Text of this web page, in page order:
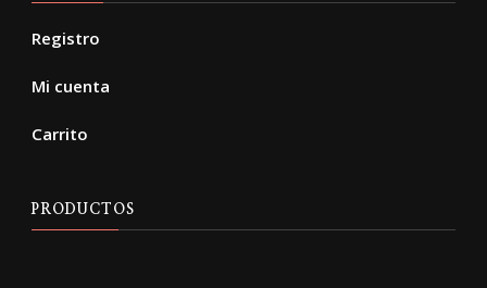
Registro
Mi cuenta
Carrito
PRODUCTOS